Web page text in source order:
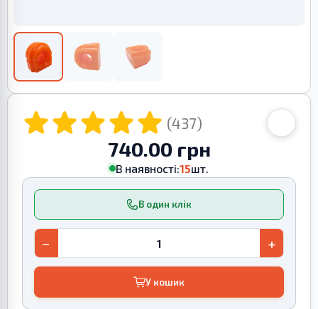
(437)
740.00 грн
В наявності:15шт.
В один клік
− +
У кошик